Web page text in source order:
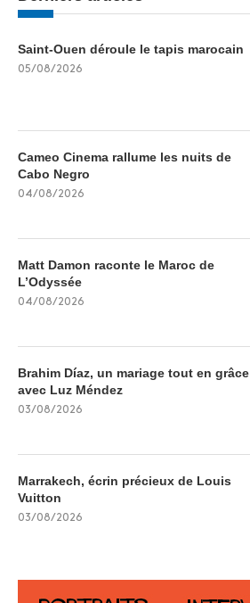
Saint-Ouen déroule le tapis marocain
05/08/2026
Cameo Cinema rallume les nuits de
Cabo Negro
04/08/2026
Matt Damon raconte le Maroc de
L’Odyssée
04/08/2026
Brahim Díaz, un mariage tout en grâce
avec Luz Méndez
03/08/2026
Marrakech, écrin précieux de Louis
Vuitton
03/08/2026